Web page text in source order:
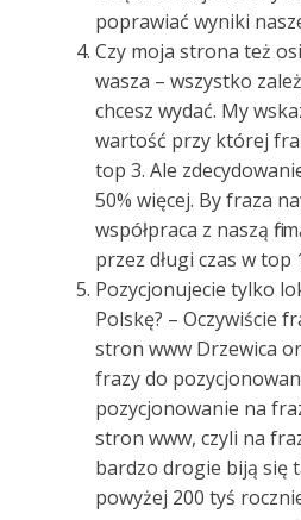
poprawiać wyniki
Czy moja strona też
wasza – wszystko
chcesz wydać. My
wartość przy której
top 3. Ale
50% więcej. By fraza
współpraca z naszą
przez długi czas w top
Pozycjonujecie tylko
Polskę? – Oczywiście
stron www Drzewica
frazy do
pozycjonowanie na
stron www, czyli na
bardzo drogie biją się
powyżej 200 tyś